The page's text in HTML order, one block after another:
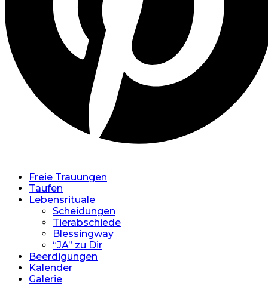
Freie Trauungen
Taufen
Lebensrituale
Scheidungen
Tierabschiede
Blessingway
“JA” zu Dir
Beerdigungen
Kalender
Galerie